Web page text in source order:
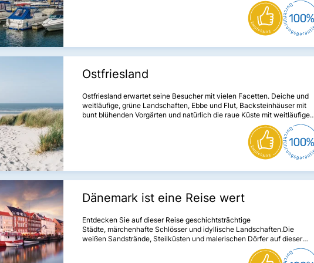
Ostfriesland
Ostfriesland erwartet seine Besucher mit vielen Facetten. Deiche und
weitläufige, grüne Landschaften, Ebbe und Flut, Backsteinhäuser mit
bunt blühenden Vorgärten und natürlich die raue Küste mit weitläufigen
Dänemark ist eine Reise wert
Entdecken Sie auf dieser Reise geschichtsträchtige
Städte, märchenhafte Schlösser und idyllische Landschaften.Die
weißen Sandstrände, Steilküsten und malerischen Dörfer auf dieser